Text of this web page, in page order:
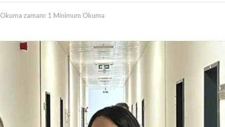
Okuma zamanı: 1 Minimum Okuma